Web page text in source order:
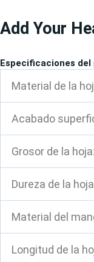
al
Add Your
Especificaciones
Material de la
Acabado
Grosor de la hoja:
Dureza de la
Material del
Longitud de la